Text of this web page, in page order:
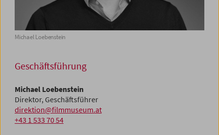
Michael Loebenstein
Geschäftsführung
Michael Loebenstein
Direktor, Geschäftsführer
direktion@filmmuseum.at
+43 1 533 70 54